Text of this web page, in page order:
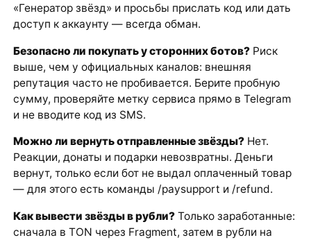
«Генератор звёзд» и просьбы прислать код или дать
доступ к аккаунту — всегда обман.
Безопасно ли покупать у сторонних ботов?Риск
выше, чем у официальных каналов: внешняя
репутация часто не пробивается. Берите пробную
сумму, проверяйте метку сервиса прямо в Telegram
и не вводите код из SMS.
Можно ли вернуть отправленные звёзды?Нет.
Реакции, донаты и подарки невозвратны. Деньги
вернут, только если бот не выдал оплаченный товар
— для этого есть команды /paysupport и /refund.
Как вывести звёзды в рубли?Только заработанные:
сначала в TON через Fragment, затем в рубли на